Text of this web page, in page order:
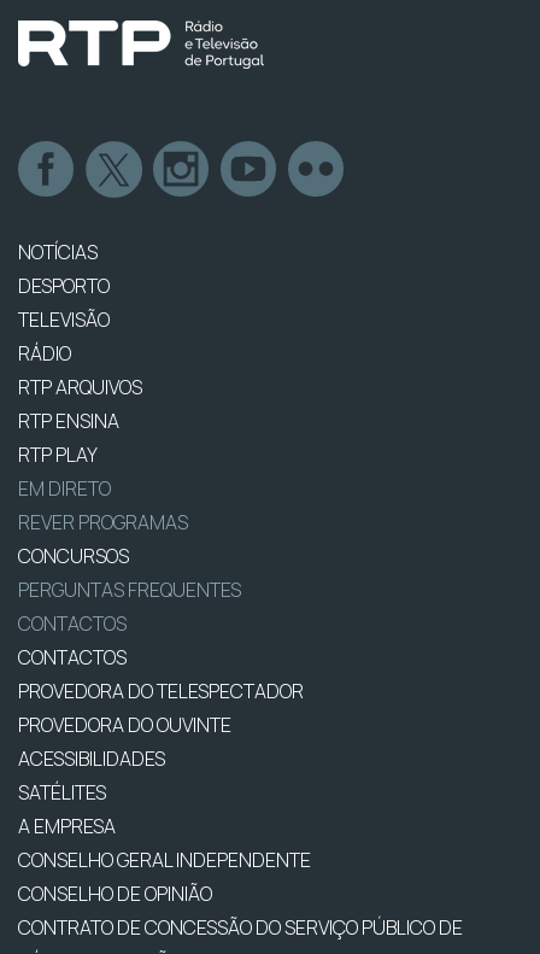
NOTÍCIAS
DESPORTO
TELEVISÃO
RÁDIO
RTP ARQUIVOS
RTP ENSINA
RTP PLAY
EM DIRETO
REVER PROGRAMAS
CONCURSOS
PERGUNTAS FREQUENTES
CONTACTOS
CONTACTOS
PROVEDORA DO TELESPECTADOR
PROVEDORA DO OUVINTE
ACESSIBILIDADES
SATÉLITES
A EMPRESA
CONSELHO GERAL INDEPENDENTE
CONSELHO DE OPINIÃO
CONTRATO DE CONCESSÃO DO SERVIÇO PÚBLICO DE